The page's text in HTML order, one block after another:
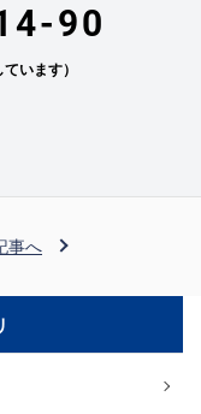
90
います）
事へ